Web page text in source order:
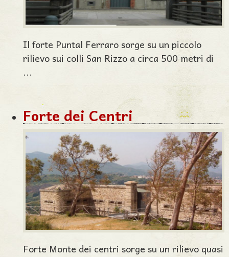
Il forte Puntal Ferraro sorge su un piccolo
rilievo sui colli San Rizzo a circa 500 metri di
...
Forte dei Centri
Forte Monte dei centri sorge su un rilievo quasi